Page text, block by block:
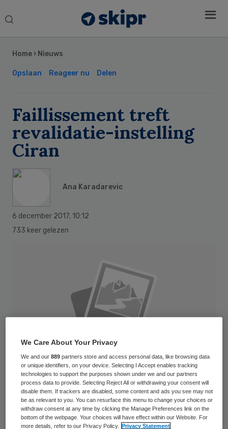
Search
Home › Nieuws
Opslaan Reageer nu Delen
Faillissement treft
revalidatie-instelling
Ciran
Ana Karadarevic
6 december 2017, 10:12
733 keer gelezen
Meerdere aan revalidatie-instelling Ciran
Sidebar
We Care About Your Privacy
We and our889 partners store and access personal data, like browsing data
or unique identifiers, on your device. Selecting I Accept enables tracking
technologies to support the purposes shown under we and our partners
process data to provide. Selecting Reject All or withdrawing your consent will
disable them. If trackers are disabled, some content and ads you see may not
be as relevant to you. You can resurface this menu to change your choices or
withdraw consent at any time by clicking the Manage Preferences link on the
bottom of the webpage. Your choices will have effect within our Website. For
more details, refer to our Privacy Policy.
Privacy Statement